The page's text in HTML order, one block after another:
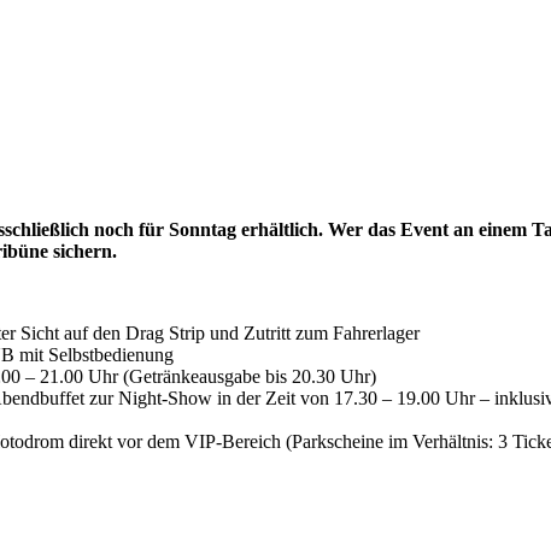
noch für Sonntag erhältlich. Wer das Event an einem
sichern.
Sicht auf den Drag Strip und Zutritt zum Fahrerlager
mit Selbstbedienung
– 21.00 Uhr (Getränkeausgabe bis 20.30 Uhr)
zur Night-Show in der Zeit von 17.30 – 19.00 Uhr –
direkt vor dem VIP-Bereich (Parkscheine im Verhältnis: 3